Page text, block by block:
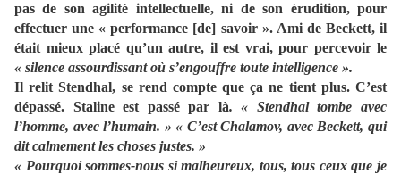
pas de son agilité intellectuelle, ni de son érudition, pour
effectuer une « performance [de] savoir ». Ami de Beckett, il
était mieux placé qu’un autre, il est vrai, pour percevoir le
« silence assourdissant où s’engouffre toute intelligence ».
Il relit Stendhal, se rend compte que ça ne tient plus. C’est
dépassé. Staline est passé par là. « Stendhal tombe avec
l’homme, avec l’humain. » « C’est Chalamov, avec Beckett, qui
dit calmement les choses justes. »
« Pourquoi sommes-nous si malheureux, tous, tous ceux que je